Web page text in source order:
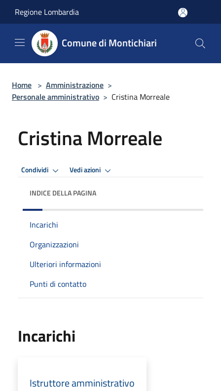
Regione Lombardia
Comune di Montichiari
Home > Amministrazione >
Personale amministrativo > Cristina Morreale
Cristina Morreale
Condividi Vedi azioni
INDICE DELLA PAGINA
Incarichi
Organizzazioni
Ulteriori informazioni
Punti di contatto
Incarichi
Istruttore amministrativo